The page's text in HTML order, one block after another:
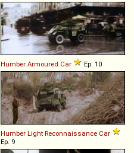
Humber Armoured Car Ep. 10
Humber Light Reconnaissance Car
Ep. 9